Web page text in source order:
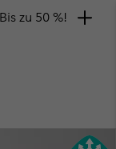
zu 50 %!